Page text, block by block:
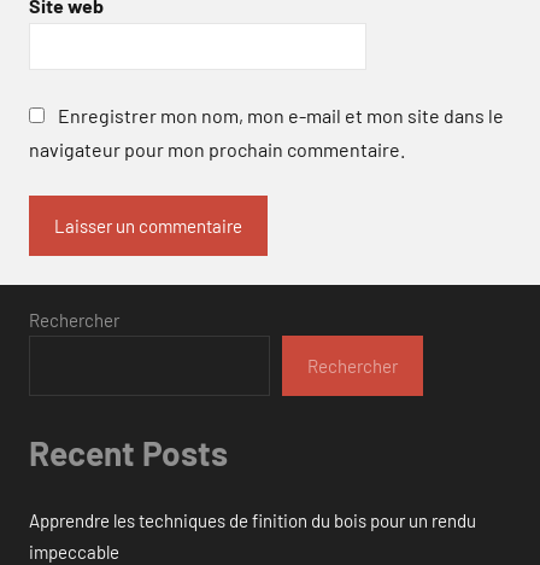
Site web
Enregistrer mon nom, mon e-mail et mon site dans le
navigateur pour mon prochain commentaire.
Rechercher
Rechercher
Recent Posts
Apprendre les techniques de finition du bois pour un rendu
impeccable